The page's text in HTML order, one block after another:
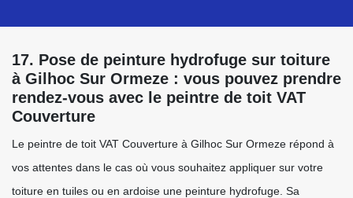
17. Pose de peinture hydrofuge sur toiture
à Gilhoc Sur Ormeze : vous pouvez prendre
rendez-vous avec le peintre de toit VAT
Couverture
Le peintre de toit VAT Couverture à Gilhoc Sur Ormeze répond à
vos attentes dans le cas où vous souhaitez appliquer sur votre
toiture en tuiles ou en ardoise une peinture hydrofuge. Sa